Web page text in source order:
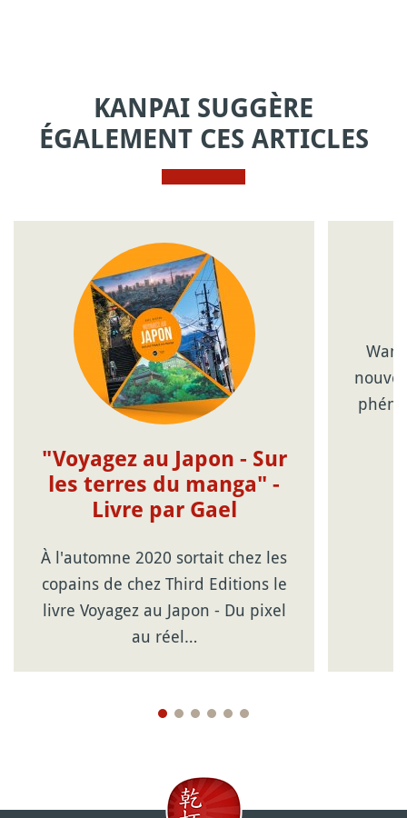
KANPAI SUGGÈRE
ÉGALEMENT CES ARTICLES
"Voyagez au Japon - Sur
les terres du manga" -
Livre par Gael
À l'automne 2020 sortait chez les
copains de chez Third Editions le
livre Voyagez au Japon - Du pixel
au réel…